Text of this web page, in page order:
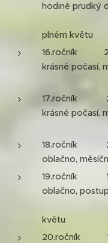
hodině
plném květu
16.ročník
krásné
17.ročník
krásné
18.ročník
oblačno,
19.ročník
oblačno,
květu
20.ročník